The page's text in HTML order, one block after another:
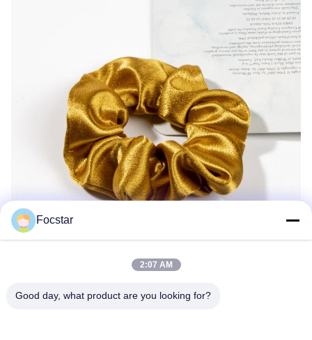
Focstar
2:07 AM
Good day, what product are you looking for?